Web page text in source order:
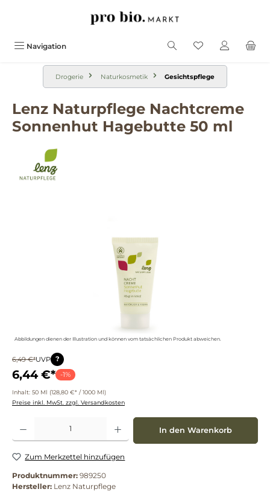
Navigation
Drogerie Naturkosmetik Gesichtspflege
Lenz Naturpflege Nachtcreme
Sonnenhut Hagebutte 50 ml
Abbildungen dienen der Illustration und können vom tatsächlichen Produkt abweichen.
6,49 €*UVP ?
6,44 €* -1%
Inhalt: 50 Ml (128,80 €* / 1000 Ml)
Preise inkl. MwSt. zzgl. Versandkosten
Produkt Anzahl: Gib den gewünschten Wert ein oder benutze die Schaltflächen um
In den Warenkorb
Zum Merkzettel hinzufügen
Produktnummer: 989250
Hersteller: Lenz Naturpflege